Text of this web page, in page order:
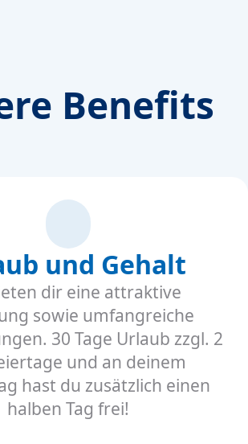
Benefits
und Gehalt
dir eine attraktive
sowie umfangreiche
30 Tage Urlaub zzgl. 2
und an deinem
hast du zusätzlich einen
halben Tag frei!